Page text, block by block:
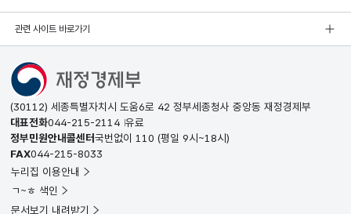
관련 사이트 바로가기
(30112) 세종특별자치시 도움6로 42 정부세종청사 중앙동 재정경제부
대표전화044-215-2114 유료
정부민원안내콜센터국번없이 110 (평일 9시~18시)
FAX044-215-8033
누리집 이용안내
ㄱ~ㅎ 색인
문서보기 내려받기